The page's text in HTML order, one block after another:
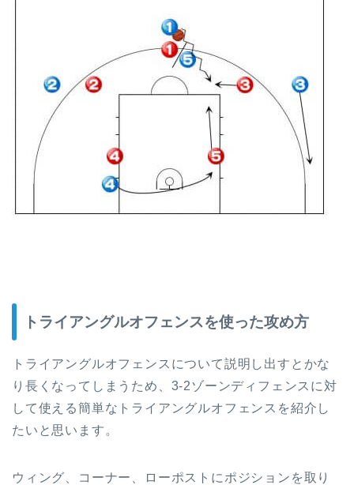
トライアングルオフェンスを使った攻め方
トライアングルオフェンスについて説明し出すとかな
り長くなってしまうため、3-2ゾーンディフェンスに対
して使える簡単なトライアングルオフェンスを紹介し
たいと思います。
ウィング、コーナー、ローポストにポジションを取り